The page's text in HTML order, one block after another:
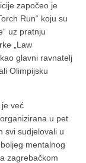
započeo je
Run“ koju su
uz pratnju
„Law
glavni ravnatelj
Olimpijsku
već
u pet
svi sudjelovali u
mentalnog
zagrebačkom